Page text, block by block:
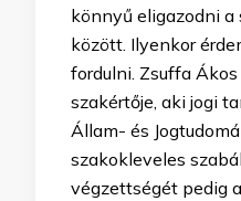
könnyű eligazodni
között. Ilyenkor
fordulni. Zsuffa
szakértője, aki jogi
Állam- és
szakokleveles
végzettségét pedig